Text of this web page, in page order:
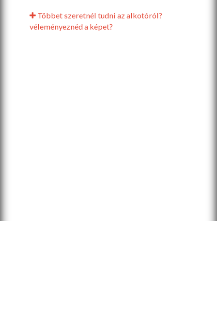
Többet szeretnél tudni az alkotóról?
véleményeznéd a képet?